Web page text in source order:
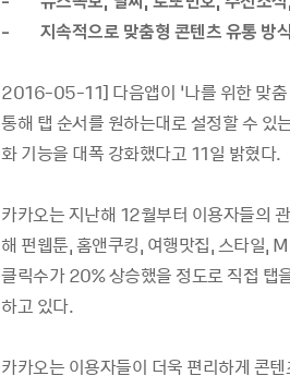
- 지속적으로 맞춤형 콘텐츠 유통 방
2016-05-11] 다음앱이 ‘나를 위한 맞
통해 탭 순서를 원하는대로 설정할 수 있
화 기능을 대폭 강화했다고 11일 밝혔다.
카카오는 지난해 12월부터 이용자들의
해 펀웹툰, 홈앤쿠킹, 여행맛집, 스타일,
클릭수가 20% 상승했을 정도로 직접 탭
하고 있다.
카카오는 이용자들이 더욱 편리하게 콘